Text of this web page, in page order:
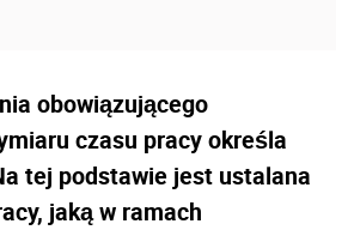
obowiązującego
czasu pracy określa
tej podstawie jest ustalana
jaką w ramach